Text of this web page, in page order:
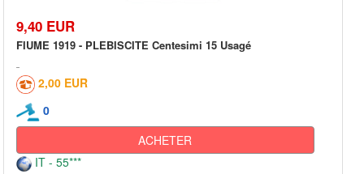
9,40 EUR
FIUME 1919 - PLEBISCITE Centesimi 15 Usagé
2,00 EUR
0
ACHETER
IT - 55***